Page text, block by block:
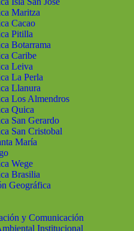
Maritza
Cacao
Pitilla
Botarrama
Caribe
Leiva
La Perla
Llanura
Los Almendros
Quica
San Gerardo
San Cristobal
María
Wege
Brasilia
Geográfica
y Comunicación
Institucional